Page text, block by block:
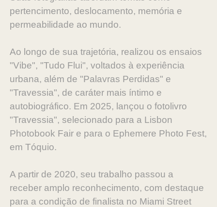
pertencimento, deslocamento, memória e
permeabilidade ao mundo.
Ao longo de sua trajetória, realizou os ensaios
"Vibe", "Tudo Flui", voltados à experiência
urbana, além de "Palavras Perdidas" e
"Travessia", de caráter mais íntimo e
autobiográfico. Em 2025, lançou o fotolivro
"Travessia", selecionado para a Lisbon
Photobook Fair e para o Ephemere Photo Fest,
em Tóquio.
A partir de 2020, seu trabalho passou a
receber amplo reconhecimento, com destaque
para a condição de finalista no Miami Street